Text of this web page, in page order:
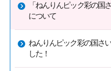
「ねんりんピック彩の国
について
ねんりんピック彩の国さ
した！